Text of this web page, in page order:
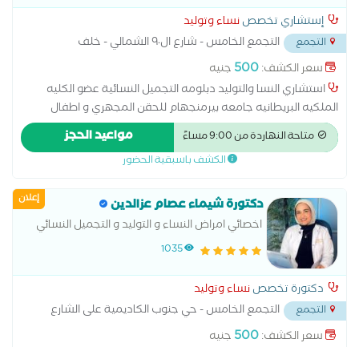
إستشاري تخصصنساء وتوليد
التجمع
التجمع الخامس - شارع ال٩٠ الشمالي - خلف
المستشفي الجوي...سعر الكشف:500 جنيه
استشاري النسا والتوليد دبلومه التجميل النسائية عضو الكليه
الملكيه البريطانيه جامعه بيرمنجهام للحقن المجهري و اطفال
الانابيب متخصصة فى ( الولادة الطبيعية والقيصرية - الربط- وتكيس
المبايض- المناظير - الحقن المجهرى - تجميل النسائى- تاخر الانجاب -
متاحة النهاردة من 9:00 مساءً مواعيد الحجز
الكشف باسبقية الحضور
إعلان دكتورة شيماء عصام عزالدين
اخصائي امراض النساء و التوليد و التجميل النسائي
ماجستير جامعة الاسكندرية دبلومة الامريكية في
1035
دكتورة تخصصنساء وتوليد
التجمع
التجمع الخامس - حي جنوب الكاديمية على الشارع
بين مسجد الشرطه ومسجد حسن الشربتلي
سعر الكشف:500 جنيه